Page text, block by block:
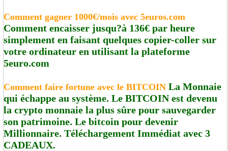
Comment gagner 1000€/mois avec 5euros.com
Comment encaisser jusqu?à 136€ par heure
simplement en faisant quelques copier-coller sur
votre ordinateur en utilisant la plateforme
5euro.com
Comment faire fortune avec le BITCOIN La Monnaie
qui échappe au système. Le BITCOIN est devenu
la crypto monnaie la plus sûre pour sauvegarder
son patrimoine. Le bitcoin pour devenir
Millionnaire. Téléchargement Immédiat avec 3
CADEAUX.